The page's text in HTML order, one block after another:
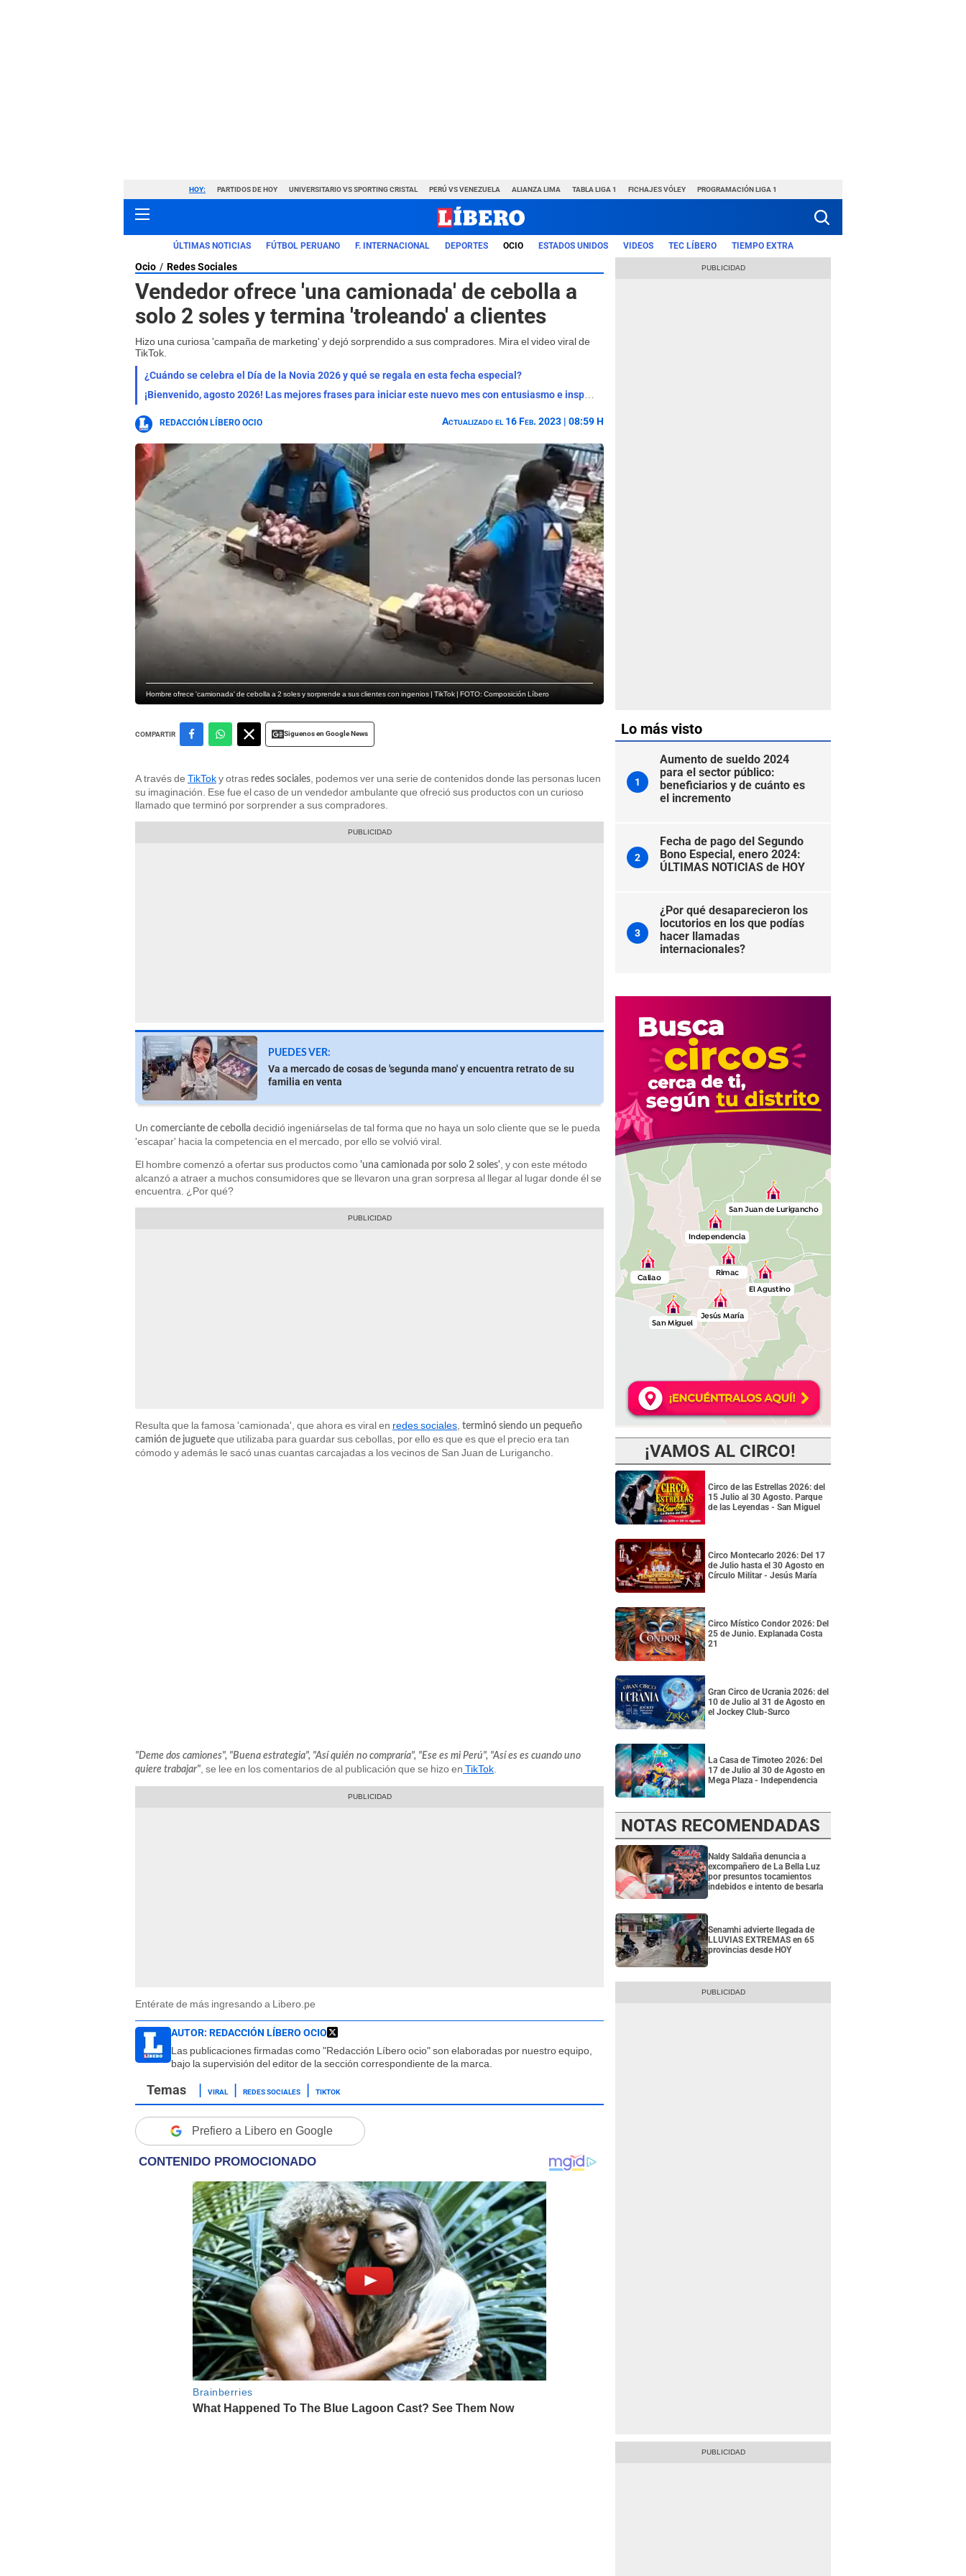
HOY: PARTIDOS DE HOY UNIVERSITARIO VS SPORTING CRISTAL PERÚ VS VENEZUELA ALIANZA LIMA TABLA LIGA 1 FICHAJES VÓLEY PROGRAMACIÓN LIGA 1
ÚLTIMAS NOTICIAS FÚTBOL PERUANO F. INTERNACIONAL DEPORTES OCIO ESTADOS UNIDOS VIDEOS TEC LÍBERO TIEMPO EXTRA
Ocio Redes Sociales
Vendedor ofrece 'una camionada' de cebolla a
solo 2 soles y termina 'troleando' a clientes
Hizo una curiosa 'campaña de marketing' y dejó sorprendido a sus compradores. Mira el video viral de
TikTok.
¿Cuándo se celebra el Día de la Novia 2026 y qué se regala en esta fecha especial?
¡Bienvenido, agosto 2026! Las mejores frases para iniciar este nuevo mes con entusiasmo e inspiración
REDACCIÓN LÍBERO OCIO Actualizado el 16 Feb. 2023 | 08:59 H
Hombre ofrece 'camionada' de cebolla a 2 soles y sorprende a sus clientes con ingenios | TikTok | FOTO: Composición Líbero
COMPARTIR Siguenos en Google News
A través de TikToky otras redes sociales , podemos ver una serie de contenidos donde las personas lucen
su imaginación. Ese fue el caso de un vendedor ambulante que ofreció sus productos con un curioso
llamado que terminó por sorprender a sus compradores.
PUEDES VER:
Va a mercado de cosas de 'segunda mano' y encuentra retrato de su
familia en venta
Un comerciante de cebolla decidió ingeniárselas de tal forma que no haya un solo cliente que se le pueda
'escapar' hacia la competencia en el mercado, por ello se volvió viral.
El hombre comenzó a ofertar sus productos como 'una camionada por solo 2 soles' , y con este método
alcanzó a atraer a muchos consumidores que se llevaron una gran sorpresa al llegar al lugar donde él se
encuentra. ¿Por qué?
Resulta que la famosa 'camionada', que ahora es viral en redes sociales terminó siendo un pequeño
camión de juguete que utilizaba para guardar sus cebollas, por ello es que es que el precio era tan
cómodo y además le sacó unas cuantas carcajadas a los vecinos de San Juan de Lurigancho.
"Deme dos camiones", "Buena estrategia", "Así quién no compraría", "Ese es mi Perú", "Así es es cuando uno
quiere trabajar" , se lee en los comentarios de al publicación que se hizo en TikTok
Entérate de más ingresando a Libero.pe
AUTOR: REDACCIÓN LÍBERO OCIO
Las publicaciones firmadas como "Redacción Líbero ocio" son elaboradas por nuestro equipo,
bajo la supervisión del editor de la sección correspondiente de la marca.
VIRAL REDES SOCIALES TIKTOK
Prefiero a Libero en Google
Lo más visto
1
Aumento de sueldo 2024
para el sector público:
beneficiarios y de cuánto es
el incremento
2
Fecha de pago del Segundo
Bono Especial, enero 2024:
ÚLTIMAS NOTICIAS de HOY
3
¿Por qué desaparecieron los
locutorios en los que podías
hacer llamadas
internacionales?
¡VAMOS AL CIRCO!
Circo de las Estrellas 2026: del
15 Julio al 30 Agosto. Parque
de las Leyendas - San Miguel
Circo Montecarlo 2026: Del 17
de Julio hasta el 30 Agosto en
Círculo Militar - Jesús María
Circo Místico Condor 2026: Del
25 de Junio. Explanada Costa
21
Gran Circo de Ucrania 2026: del
10 de Julio al 31 de Agosto en
el Jockey Club-Surco
La Casa de Timoteo 2026: Del
17 de Julio al 30 de Agosto en
Mega Plaza - Independencia
NOTAS RECOMENDADAS
Naldy Saldaña denuncia a
excompañero de La Bella Luz
por presuntos tocamientos
indebidos e intento de besarla
Senamhi advierte llegada de
LLUVIAS EXTREMAS en 65
provincias desde HOY